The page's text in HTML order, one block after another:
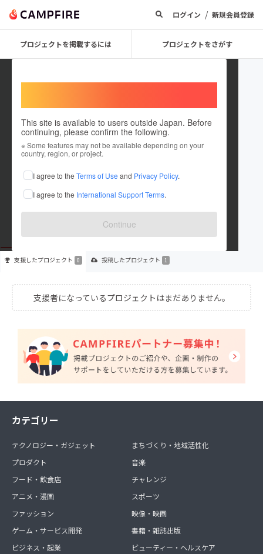
ログイン / 新規会員登録
プロジェクトを掲載するには プロジェクトをさがす
This site is available to users outside Japan. Before
continuing, please confirm the following.
※ Some features may not be available depending on your
country, region, or project.
I agree to the Terms of Use and Privacy Policy.
I agree to the International Support Terms.
Continue
Ameirokobo
これまでに1件のプロジェクトを投稿しています
在住国：日本 現在地：未設定
出身国：日本 出身地：未設定
支援したプロジェクト 0 投稿したプロジェクト 1
支援者になっているプロジェクトはまだありません。
カテゴリー
テクノロジー・ガジェット
プロダクト
フード・飲食店
アニメ・漫画
ファッション
ゲーム・サービス開発
ビジネス・起業
まちづくり・地域活性化
音楽
チャレンジ
スポーツ
映像・映画
書籍・雑誌出版
ビューティー・ヘルスケア